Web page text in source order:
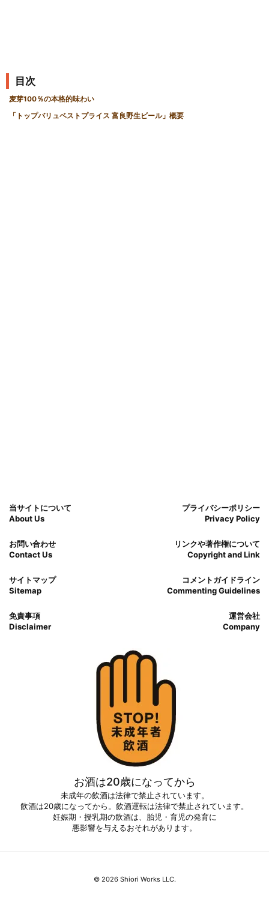
目次
麦芽100％の本格的味わい
「トップバリュベストプライス 富良野生ビール」概要
当サイトについて
About Us
プライバシーポリシー
Privacy Policy
お問い合わせ
Contact Us
リンクや著作権について
Copyright and Link
サイトマップ
Sitemap
コメントガイドライン
Commenting Guidelines
免責事項
Disclaimer
運営会社
Company
お酒は20歳になってから
未成年の飲酒は法律で禁止されています。
飲酒は20歳になってから。飲酒運転は法律で禁止されています。
妊娠期・授乳期の飲酒は、胎児・育児の発育に
悪影響を与えるおそれがあります。
© 2026 Shiori Works LLC.